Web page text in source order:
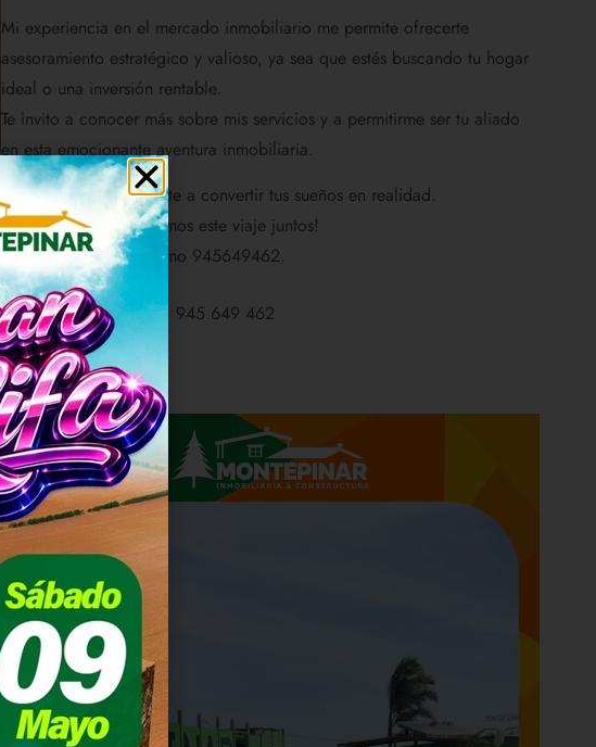
Mi experiencia en el mercado inmobiliario me permite ofrecerte
asesoramiento estratégico y valioso, ya sea que estés buscando tu hogar
ideal o una inversión rentable.
Te invito a conocer más sobre mis servicios y a permitirme ser tu aliado
en esta emocionante aventura inmobiliaria.
Estoy aquí para ayudarte a convertir tus sueños en realidad.
¡Hablemos y comencemos este viaje juntos!
Contáctame ahora mismo 945649462.
Teléfono: +51 945 649 462